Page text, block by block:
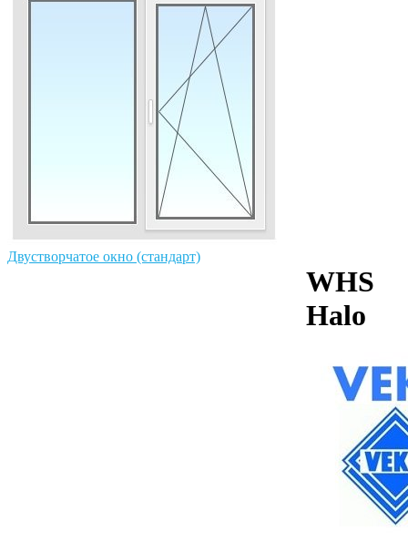
Двустворчатое окно (стандарт)
WHS
Halo